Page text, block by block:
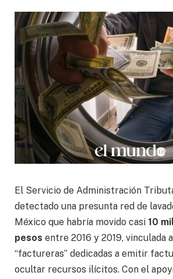
El Servicio de Administración
detectado una presunta red de
México que habría movido casi 10
pesos entre 2016 y 2019, vinculada
“factureras” dedicadas a emitir
ocultar recursos ilícitos. Con el